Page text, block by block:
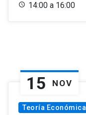
14:00 a 16:00
15 NOV
Teoría Económica